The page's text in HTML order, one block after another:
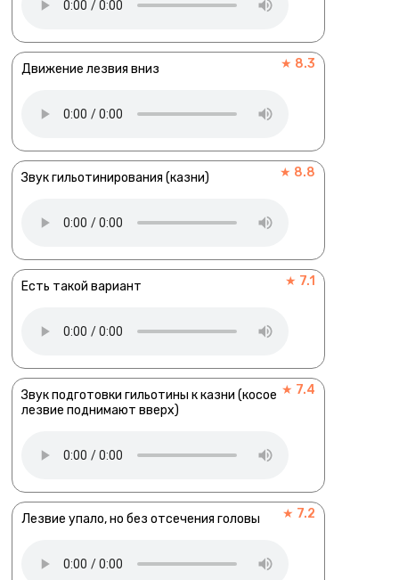
Движение лезвия вниз ★ 8.3
Звук гильотинирования (казни) ★ 8.8
Есть такой вариант ★ 7.1
Звук подготовки гильотины к казни (косое
лезвие поднимают вверх)
★ 7.4
Лезвие упало, но без отсечения головы ★ 7.2